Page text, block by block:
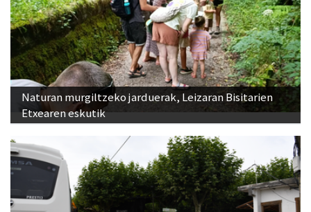
Naturan murgiltzeko jarduerak, Leizaran Bisitarien
Etxearen eskutik